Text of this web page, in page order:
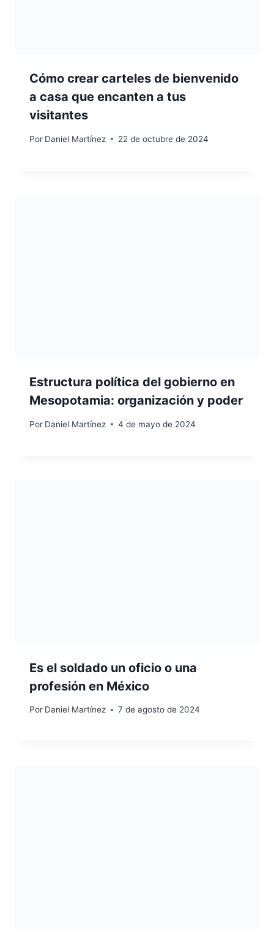
Cómo crear carteles de bienvenido
a casa que encanten a tus
visitantes
Por Daniel Martínez 22 de octubre de 2024
Estructura política del gobierno en
Mesopotamia: organización y poder
Por Daniel Martínez 4 de mayo de 2024
Es el soldado un oficio o una
profesión en México
Por Daniel Martínez 7 de agosto de 2024